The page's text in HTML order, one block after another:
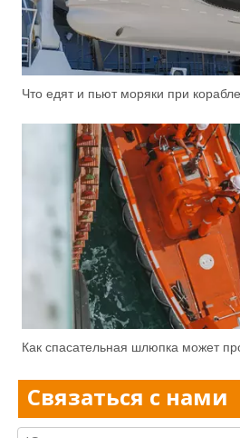
Связаться с нами